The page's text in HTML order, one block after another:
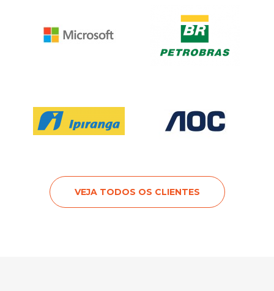
VEJA TODOS OS CLIENTES